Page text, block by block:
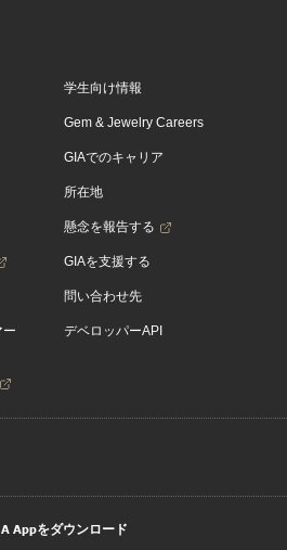
ー
学生向け情報
Gem & Jewelry Careers
GIAでのキャリア
所在地
懸念を報告する
GIAを支援する
問い合わせ先
デベロッパーAPI
Appをダウンロード